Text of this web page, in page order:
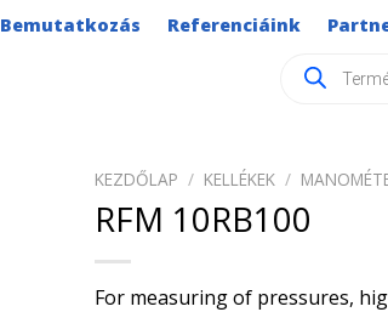
Bemutatkozás Referenciáink
search
KEZDŐLAP / KELLÉKEK /
RFM 10RB100
For measuring of pressures,